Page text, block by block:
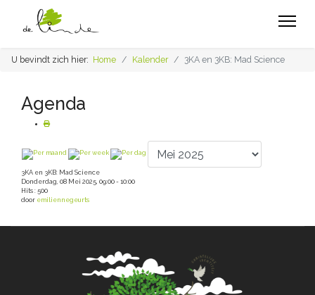
U bevindt zich hier: Home Kalender 3KA en 3KB: Mad Science
Agenda
3KA en 3KB: Mad Science
Donderdag, 08 Mei 2025, 09:00 - 10:00
Hits : 500
door emiliennegeurts